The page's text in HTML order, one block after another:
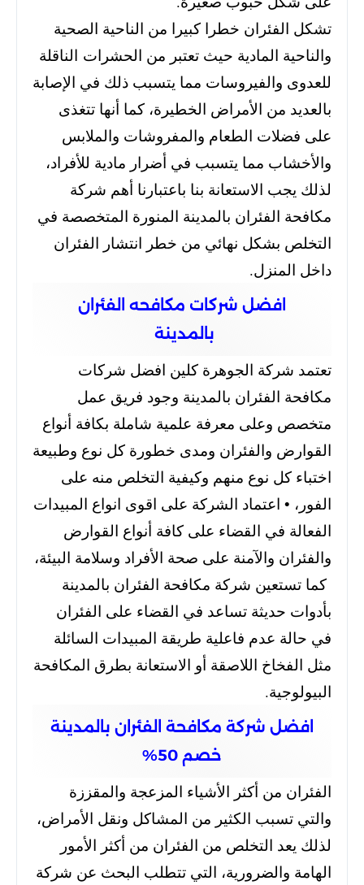
تشكل الفئران خطرا كبيرا من الناحية الصحية
والناحية المادية حيث تعتبر من الحشرات الناقلة
للعدوى والفيروسات مما يتسبب ذلك في الإصابة
بالعديد من الأمراض الخطيرة، كما أنها تتغذى
على فضلات الطعام والمفروشات والملابس
والأخشاب مما يتسبب في أضرار مادية للأفراد،
لذلك يجب الاستعانة بنا باعتبارنا أهم شركة
مكافحة الفئران بالمدينة المنورة المتخصصة في
التخلص بشكل نهائي من خطر انتشار الفئران
داخل المنزل.
افضل شركات مكافحه الفئران
بالمدينة
تعتمد شركة الجوهرة كلين افضل شركات
مكافحة الفئران بالمدينة وجود فريق عمل
متخصص وعلى معرفة علمية شاملة بكافة أنواع
القوارض والفئران ومدى خطورة كل نوع وطبيعة
اختباء كل نوع منهم وكيفية التخلص منه على
الفور، • اعتماد الشركة على اقوى انواع المبيدات
الفعالة في القضاء على كافة أنواع القوارض
والفئران والآمنة على صحة الأفراد وسلامة البيئة،
كما تستعين شركة مكافحة الفئران بالمدينة
بأدوات حديثة تساعد في القضاء على الفئران
في حالة عدم فاعلية طريقة المبيدات السائلة
مثل الفخاخ اللاصقة أو الاستعانة بطرق المكافحة
البيولوجية.
افضل شركة مكافحة الفئران بالمدينة
خصم 50%
الفئران من أكثر الأشياء المزعجة والمقززة
والتي تسبب الكثير من المشاكل ونقل الأمراض،
لذلك يعد التخلص من الفئران من أكثر الأمور
الهامة والضرورية، التي تتطلب البحث عن شركة